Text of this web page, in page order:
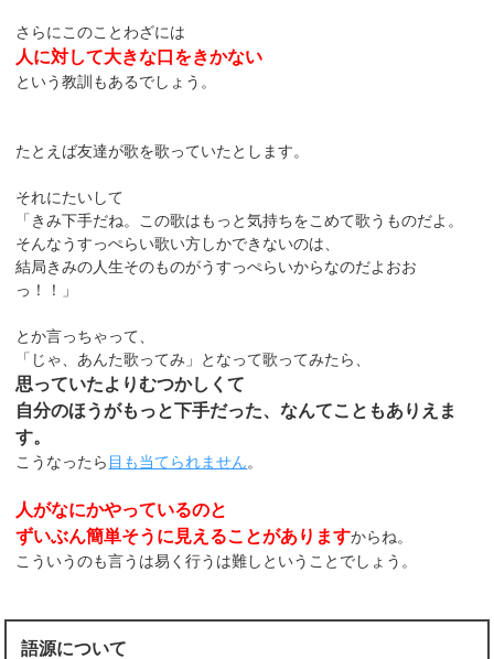
さらにこのことわざには
人に対して大きな口をきかない
という教訓もあるでしょう。
たとえば友達が歌を歌っていたとします。
それにたいして
「きみ下手だね。この歌はもっと気持ちをこめて歌うものだよ。
そんなうすっぺらい歌い方しかできないのは、
結局きみの人生そのものがうすっぺらいからなのだよおお
っ！！」
とか言っちゃって、
「じゃ、あんた歌ってみ」となって歌ってみたら、
思っていたよりむつかしくて
自分のほうがもっと下手だった、なんてこともありえま
す。
こうなったら 目も当てられません。
人がなにかやっているのと
ずいぶん簡単そうに見えることがありますからね。
こういうのも言うは易く行うは難しということでしょう。
語源について